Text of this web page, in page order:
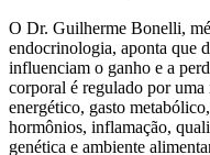
O Dr. Guilherme Bonelli,
endocrinologia, aponta que
influenciam o ganho e a
corporal é regulado por
energético, gasto
hormônios, inflamação,
genética e ambiente